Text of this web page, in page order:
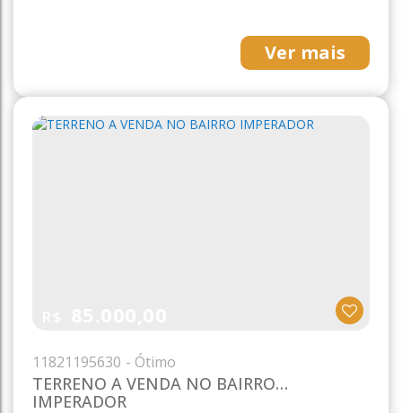
Ver mais
TERRENO A VENDA NO BAIRRO
IMPERADOR
11821195630